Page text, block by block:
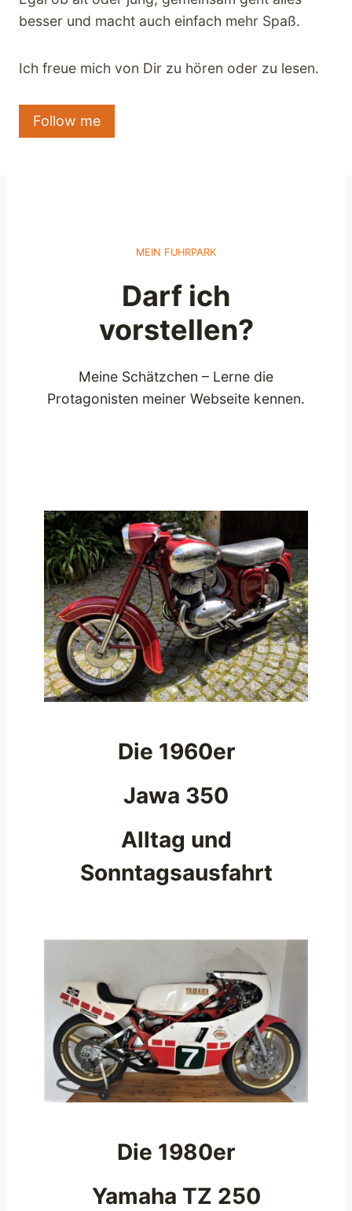
besser und macht auch einfach mehr Spaß.
Ich freue mich von Dir zu hören oder zu lesen.
Follow me
MEIN FUHRPARK
Darf ich
vorstellen?
Meine Schätzchen – Lerne die
Protagonisten meiner Webseite kennen.
Die 1960er
Jawa 350
Alltag und
Sonntagsausfahrt
Die 1980er
Yamaha TZ 250